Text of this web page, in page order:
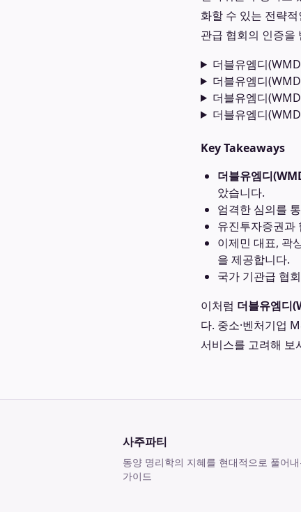
화할 수 있는 전략
관급 협회의 인증을
더블유엠디
더블유엠디
더블유엠디
더블유엠디
Key Takeaways
더블유엠디
았습니다.
엄격한 심의를
유진투자증권과
이제민 대표, 곽
을 제공합니다.
국가 기관급 협
이처럼 더블유엠디
다. 중소·벤처기업
서비스를 고려해 보
사주파티
동양 명리학의 지혜를 현대적으로 풀어
가이드